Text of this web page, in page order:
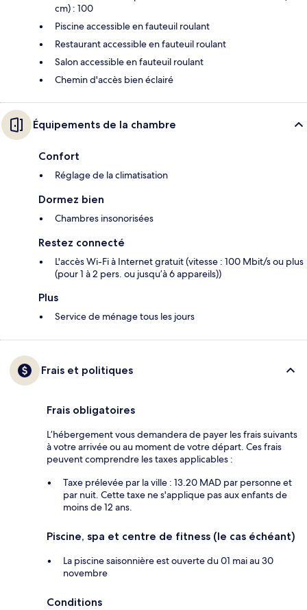
cm) : 100
Piscine accessible en fauteuil roulant
Restaurant accessible en fauteuil roulant
Salon accessible en fauteuil roulant
Chemin d'accès bien éclairé
Équipements de la chambre
Confort
Réglage de la climatisation
Dormez bien
Chambres insonorisées
Restez connecté
L'accès Wi-Fi à Internet gratuit (vitesse : 100 Mbit/s ou plus
(pour 1 à 2 pers. ou jusqu’à 6 appareils))
Plus
Service de ménage tous les jours
Frais et politiques
Frais obligatoires
L’hébergement vous demandera de payer les frais suivants
à votre arrivée ou au moment de votre départ. Ces frais
peuvent comprendre les taxes applicables :
Taxe prélevée par la ville : 13.20 MAD par personne et
par nuit. Cette taxe ne s'applique pas aux enfants de
moins de 12 ans.
Piscine, spa et centre de fitness (le cas échéant)
La piscine saisonnière est ouverte du 01 mai au 30
novembre
Conditions